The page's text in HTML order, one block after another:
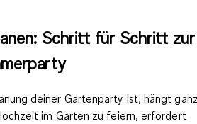
Schritt für Schritt zur
deiner Gartenparty ist, hängt
im Garten zu feiern, erfordert